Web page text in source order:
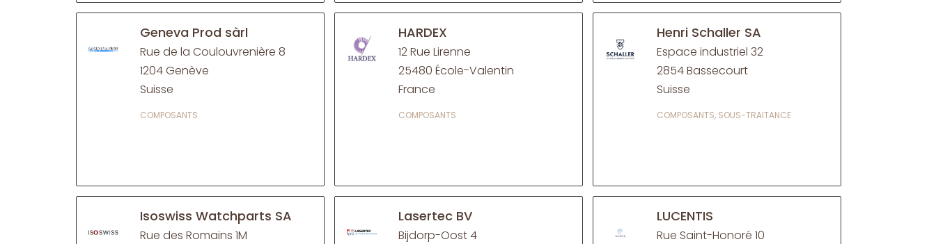
Geneva Prod sàrl
Rue de la Coulouvrenière 8
1204 Genève
Suisse
COMPOSANTS
HARDEX
12 Rue Lirenne
25480 École-Valentin
France
COMPOSANTS
Henri Schaller SA
Espace industriel 32
2854 Bassecourt
Suisse
COMPOSANTS, SOUS-TRAITANCE
Isoswiss Watchparts SA
Rue des Romains 1M
Lasertec BV
Bijdorp-Oost 4
LUCENTIS
Rue Saint-Honoré 10